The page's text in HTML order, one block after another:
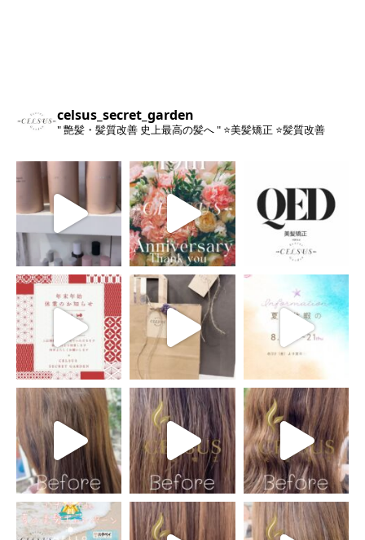
celsus_secret_garden
" 艶髪・髪質改善 史上最高の髪へ " ⭐️美髪矯正 ⭐️髪質改善